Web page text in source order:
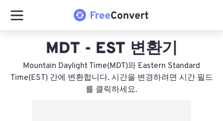
MDT - EST 변환기
Mountain Daylight Time(MDT)와 Eastern Standard
Time(EST) 간에 변환합니다. 시간을 변경하려면 시간 필드
를 클릭하세요.